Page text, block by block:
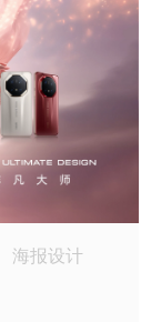
海报设计